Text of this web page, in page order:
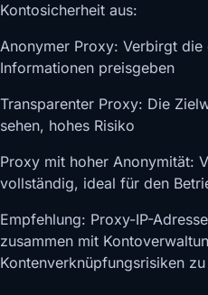
Kontosicherheit aus:
Anonymer Proxy: Verbirgt
Informationen preisgeben
Transparenter Proxy: Die
sehen, hohes Risiko
Proxy mit hoher Anonymität:
vollständig, ideal für den
Empfehlung: Proxy-IP-
zusammen mit
Kontenverknüpfungsrisiken